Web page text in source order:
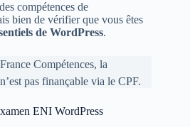
compétences de
bien de vérifier que vous êtes
de WordPress.
Compétences, la
pas finançable via le CPF.
ENI WordPress